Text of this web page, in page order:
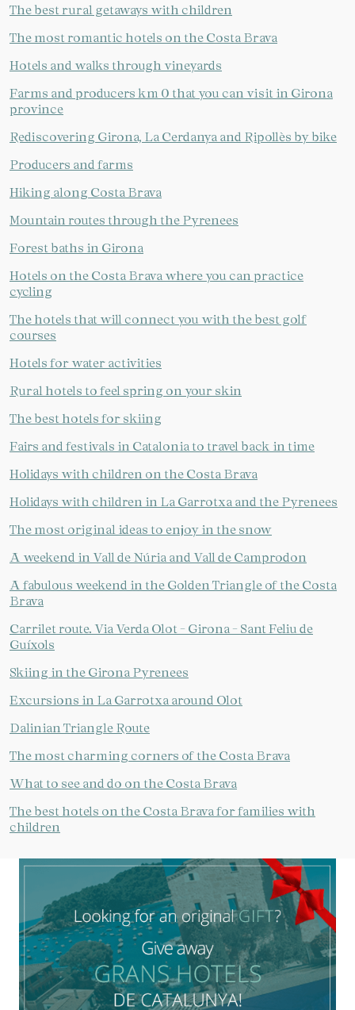
The best rural getaways with children
The most romantic hotels on the Costa Brava
Hotels and walks through vineyards
Farms and producers km 0 that you can visit in Girona
province
Rediscovering Girona, La Cerdanya and Ripollès by bike
Producers and farms
Hiking along Costa Brava
Mountain routes through the Pyrenees
Forest baths in Girona
Hotels on the Costa Brava where you can practice
cycling
The hotels that will connect you with the best golf
courses
Hotels for water activities
Rural hotels to feel spring on your skin
The best hotels for skiing
Fairs and festivals in Catalonia to travel back in time
Holidays with children on the Costa Brava
Holidays with children in La Garrotxa and the Pyrenees
The most original ideas to enjoy in the snow
A weekend in Vall de Núria and Vall de Camprodon
A fabulous weekend in the Golden Triangle of the Costa
Brava
Carrilet route. Via Verda Olot - Girona - Sant Feliu de
Guíxols
Skiing in the Girona Pyrenees
Excursions in La Garrotxa around Olot
Dalinian Triangle Route
The most charming corners of the Costa Brava
What to see and do on the Costa Brava
The best hotels on the Costa Brava for families with
children